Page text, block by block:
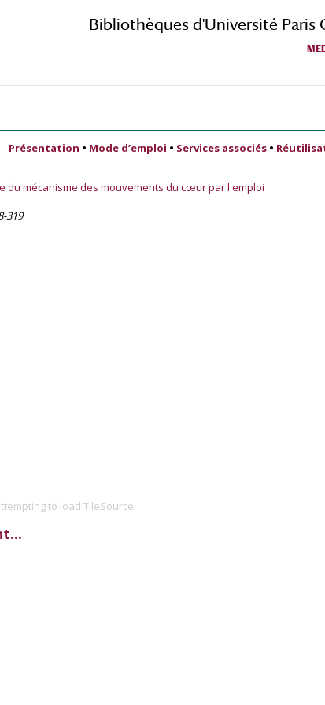
Bibliothèques d'Université Paris
Présentation • Mode d’emploi • Services associés •
mécanisme des mouvements du cœur par l'emploi
319
to load TileSource